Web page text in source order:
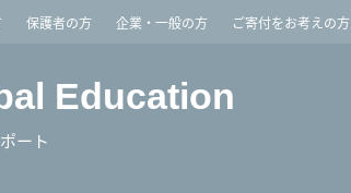
保護者の方 企業・一般の方 ご寄付をお考えの方
Education
ート